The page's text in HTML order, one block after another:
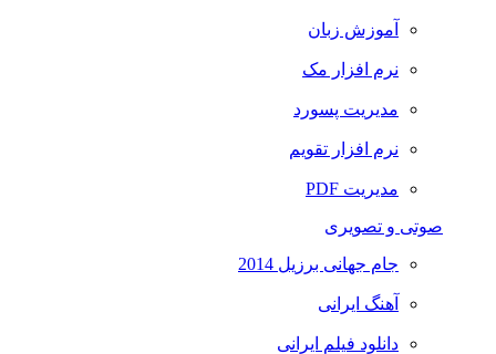
آموزش زبان
نرم افزار مک
مدیریت پسورد
نرم افزار تقویم
مدیریت PDF
صوتی و تصویری
جام جهانی برزیل 2014
آهنگ ایرانی
دانلود فیلم ایرانی